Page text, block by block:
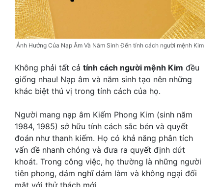
Ảnh Hưởng Của Nạp Âm Và Năm Sinh Đến tính cách người mệnh Kim
Không phải tất cả tính cách người mệnh Kim đều
giống nhau! Nạp âm và năm sinh tạo nên những
khác biệt thú vị trong tính cách của họ.
Người mang nạp âm Kiếm Phong Kim (sinh năm
1984, 1985) sở hữu tính cách sắc bén và quyết
đoán như thanh kiếm. Họ có khả năng phân tích
vấn đề nhanh chóng và đưa ra quyết định dứt
khoát. Trong công việc, họ thường là những người
tiên phong, dám nghĩ dám làm và không ngại đối
mặt với thử thách mới.